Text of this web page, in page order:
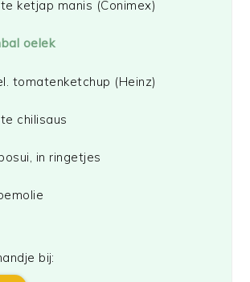
ketjap manis (Conimex)
oelek
tomatenketchup (Heinz)
chilisaus
in ringetjes
bij: